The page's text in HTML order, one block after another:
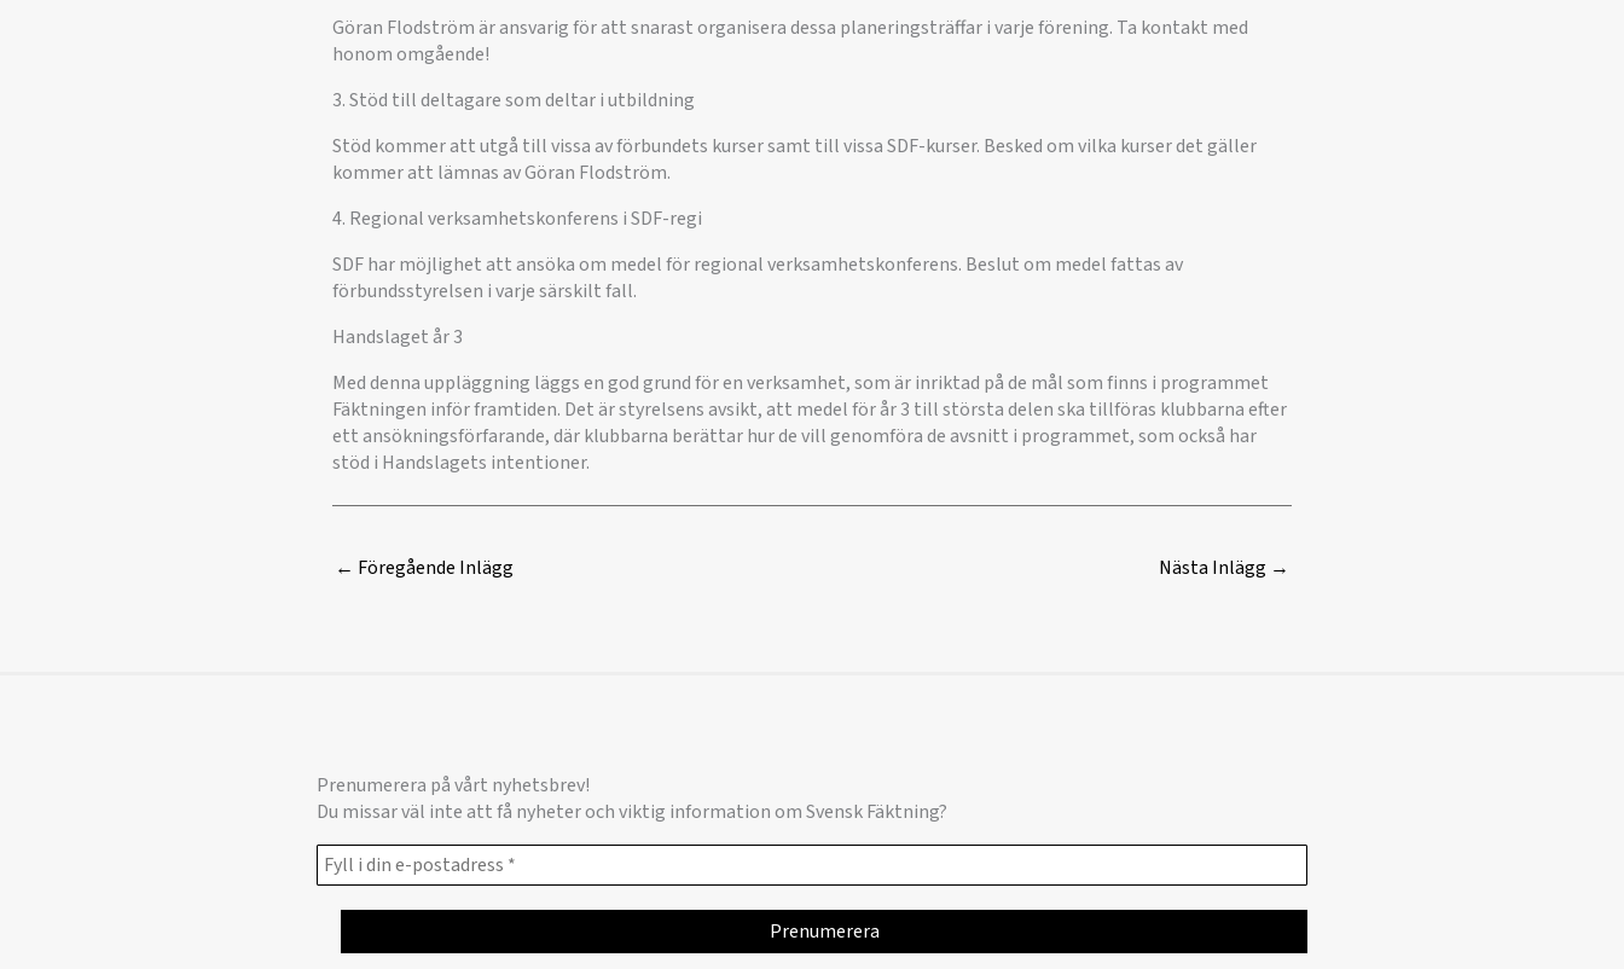
Göran Flodström är ansvarig för att snarast organisera dessa planeringsträffar i varje förening. Ta kontakt med
honom omgående!
3. Stöd till deltagare som deltar i utbildning
Stöd kommer att utgå till vissa av förbundets kurser samt till vissa SDF-kurser. Besked om vilka kurser det gäller
kommer att lämnas av Göran Flodström.
4. Regional verksamhetskonferens i SDF-regi
SDF har möjlighet att ansöka om medel för regional verksamhetskonferens. Beslut om medel fattas av
förbundsstyrelsen i varje särskilt fall.
Handslaget år 3
Med denna uppläggning läggs en god grund för en verksamhet, som är inriktad på de mål som finns i programmet
Fäktningen inför framtiden. Det är styrelsens avsikt, att medel för år 3 till största delen ska tillföras klubbarna efter
ett ansökningsförfarande, där klubbarna berättar hur de vill genomföra de avsnitt i programmet, som också har
stöd i Handslagets intentioner.
← Föregående Inlägg Nästa Inlägg →
Prenumerera på vårt nyhetsbrev!
Du missar väl inte att få nyheter och viktig information om Svensk Fäktning?